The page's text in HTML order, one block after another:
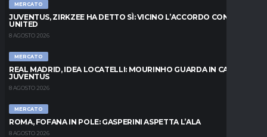
MERCATO
JUVENTUS, ZIRKZEE HA DETTO SÌ: VICINO L’ACCORDO CON LO
UNITED
8 AGOSTO 2026
MERCATO
REAL MADRID, IDEA LOCATELLI: MOURINHO GUARDA IN CASA
JUVENTUS
8 AGOSTO 2026
MERCATO
ROMA, FOFANA IN POLE: GASPERINI ASPETTA L’ALA
8 AGOSTO 2026